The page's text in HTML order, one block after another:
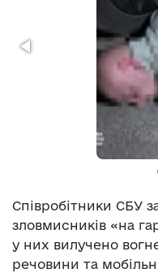
Співробітники СБУ
зловмисників «на
у них вилучено
речовини та